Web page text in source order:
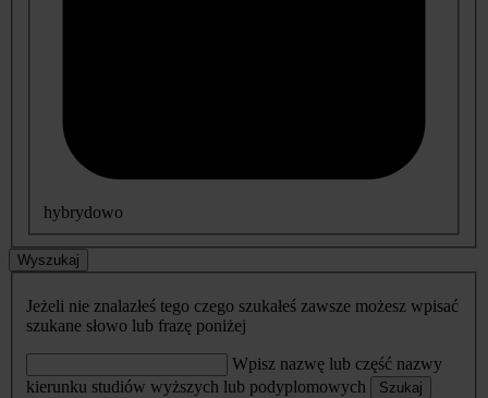
hybrydowo
Wyszukaj
Jeżeli nie znalazłeś tego czego szukałeś zawsze możesz wpisać
szukane słowo lub frazę poniżej
Wpisz nazwę lub część nazwy
kierunku studiów wyższych lub podyplomowych
Szukaj